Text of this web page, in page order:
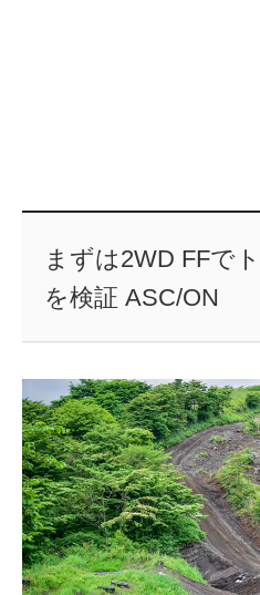
まずは2WD FFで
を検証 ASC/ON